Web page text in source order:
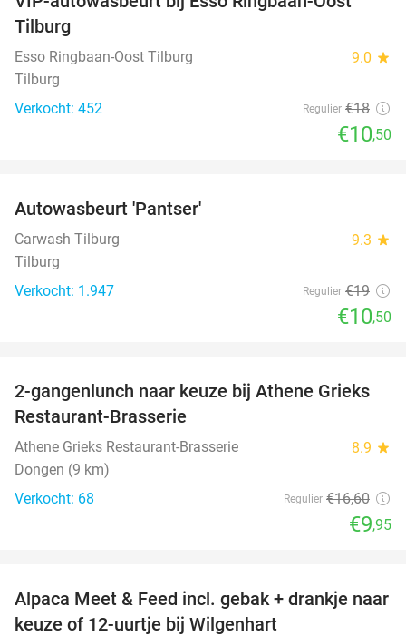
42%
Tilburg
Esso Ringbaan-Oost Tilburg 9.0 star
Tilburg
Verkocht: 452
Regulier €18
€10,50
Autowasbeurt 'Pantser'
Carwash Tilburg 9.3 star
Tilburg
Verkocht: 1.947
Regulier €19
€10,50
40%
2-gangenlunch naar keuze bij Athene Grieks
Restaurant-Brasserie
Athene Grieks Restaurant-Brasserie 8.9 star
Dongen (9 km)
Verkocht: 68
Regulier €16,60
€9,95
43%
Alpaca Meet & Feed incl. gebak + drankje naar
keuze of 12-uurtje bij Wilgenhart